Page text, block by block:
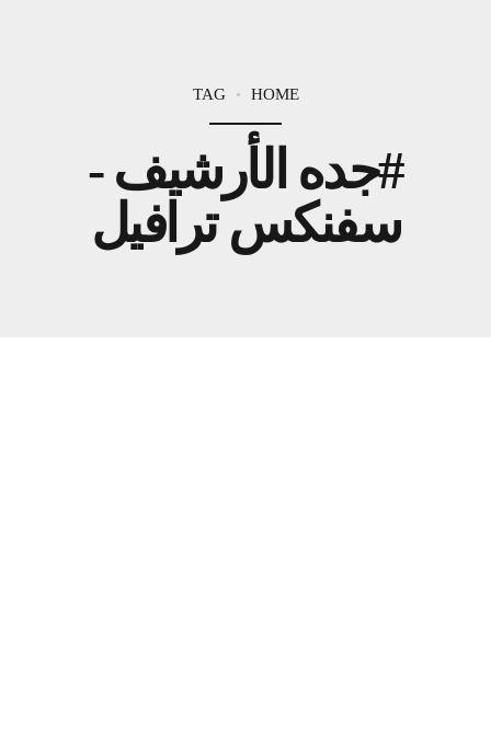
HOME
TAG
#جده الأرشيف -
سفنكس ترافيل